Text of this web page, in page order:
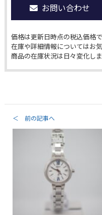
お問い合わせ
価格は更新日時点の税込価格で
在庫や詳細情報についてはお
商品の在庫状況は日々変化し
＜ 前の記事へ